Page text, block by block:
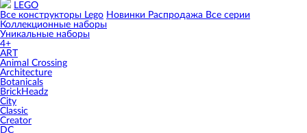
LEGO
Все конструкторы Lego Новинки Распродажа Все серии
Коллекционные наборы
Уникальные наборы
4+
ART
Animal Crossing
Architecture
Botanicals
BrickHeadz
City
Classic
Creator
DC